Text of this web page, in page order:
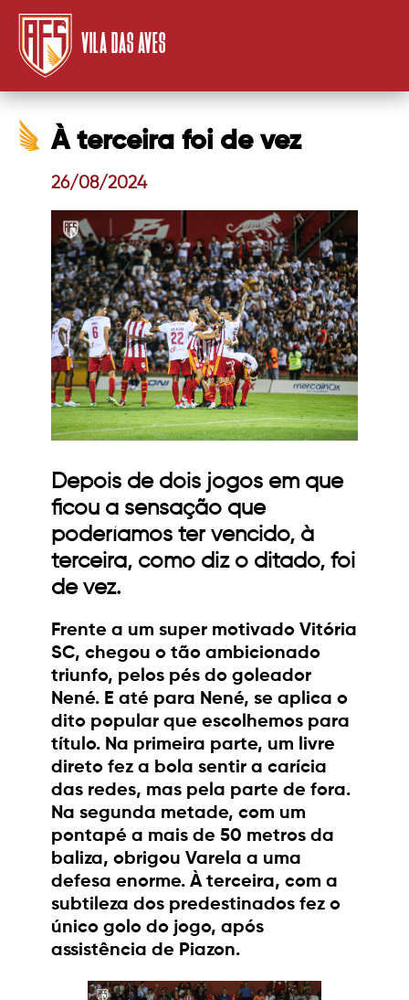
VILA DAS AVES
À terceira foi de vez
26/08/2024
Depois de dois jogos em que
ficou a sensação que
poderíamos ter vencido, à
terceira, como diz o ditado, foi
de vez.
Frente a um super motivado Vitória
SC, chegou o tão ambicionado
triunfo, pelos pés do goleador
Nené. E até para Nené, se aplica o
dito popular que escolhemos para
título. Na primeira parte, um livre
direto fez a bola sentir a carícia
das redes, mas pela parte de fora.
Na segunda metade, com um
pontapé a mais de 50 metros da
baliza, obrigou Varela a uma
defesa enorme. À terceira, com a
subtileza dos predestinados fez o
único golo do jogo, após
assistência de Piazon.